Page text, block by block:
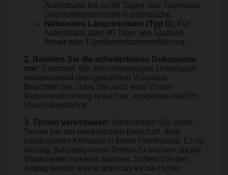
Aufenthalte bis zu 90 Tagen, wie Tourismus,
Geschäftsreisen oder Kurzbesuche.
Nationales Langzeitvisum (Typ D): Für
Aufenthalte über 90 Tage, wie Studium,
Arbeit oder Familienzusammenführung.
2. Bereiten Sie die erforderlichen Dokumente
vor: Sammeln Sie alle notwendigen Unterlagen
entsprechend dem gewählten Visumtyp.
Beachten Sie, dass Sie auch eine Visum-
Reiseversicherung brauchen, ansonsten wird Ihr
Visum abgelehnt.
3. Termin vereinbaren: Vereinbaren Sie einen
Termin bei der rumänischen Botschaft, dem
rumänischen Konsulat in Ihrem Heimatland. Es ist
wichtig, frühzeitig einen Termin zu buchen, da die
Wartezeiten variieren können. Sollten Sie den
Antrag bereits online über das eVisa-Portal